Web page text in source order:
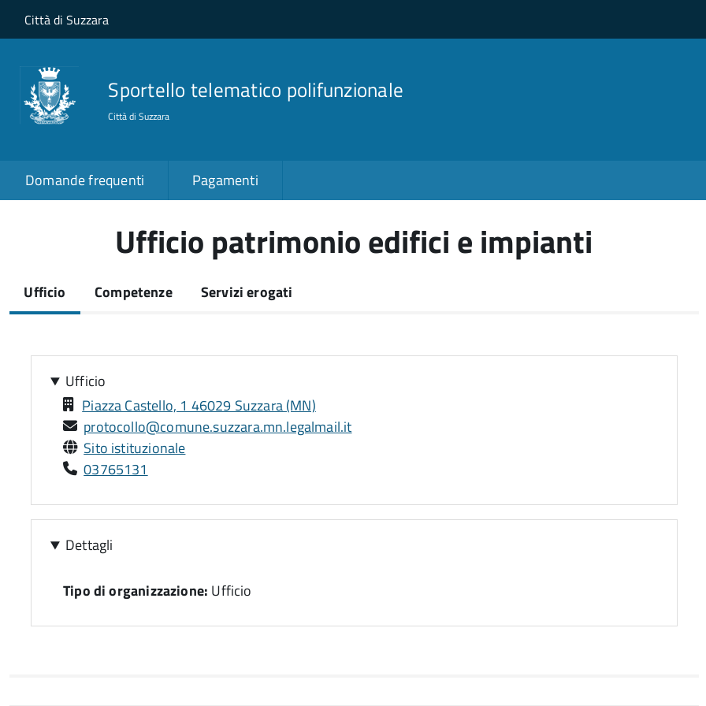
Salta al contenuto principale
Skip to site navigation
Città di Suzzara
Sportello telematico polifunzionale
Città di Suzzara
Domande frequenti Pagamenti
Ufficio patrimonio edifici e impianti
Ufficio
(scheda
Competenze Servizi erogati
Ufficio
Piazza Castello, 1 46029 Suzzara (MN)
protocollo@comune.suzzara.mn.legalmail.it
Sito istituzionale
03765131
Dettagli
Tipo di organizzazione: Ufficio